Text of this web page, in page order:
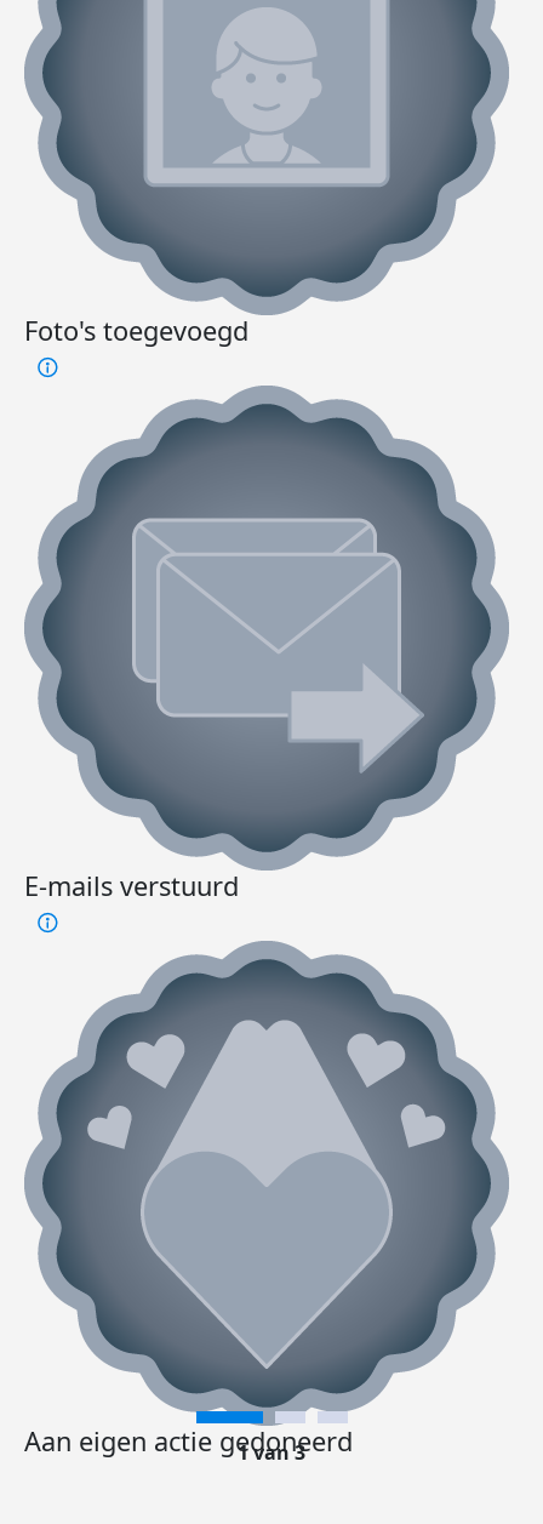
Foto's toegevoegd
E-mails verstuurd
Aan eigen actie gedoneerd
1 van 3